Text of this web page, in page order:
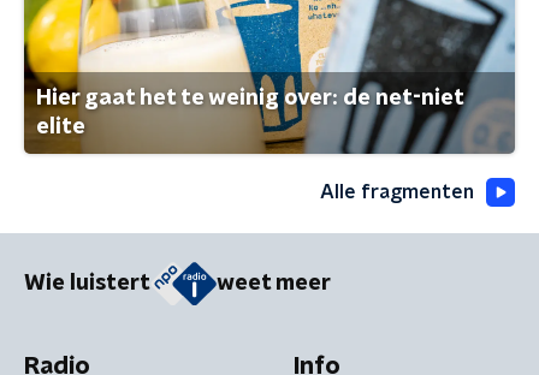
Hier gaat het te weinig over: de net-niet
elite
Alle fragmenten
Wie luistert weet meer
Radio Info